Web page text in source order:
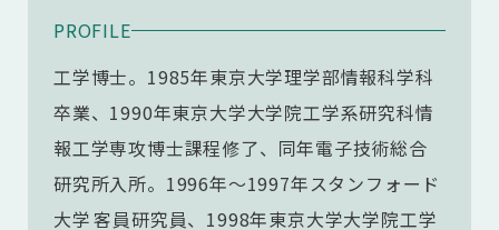
PROFILE
工学博士。1985年東京大学理学部情報科学科
卒業、1990年東京大学大学院工学系研究科情
報工学専攻博士課程修了、同年電子技術総合
研究所入所。1996年～1997年スタンフォード
大学 客員研究員、1998年東京大学大学院工学